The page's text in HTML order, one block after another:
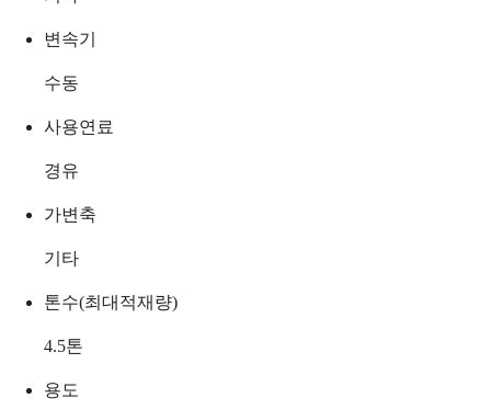
변속기
수동
사용연료
경유
가변축
기타
톤수(최대적재량)
4.5톤
용도